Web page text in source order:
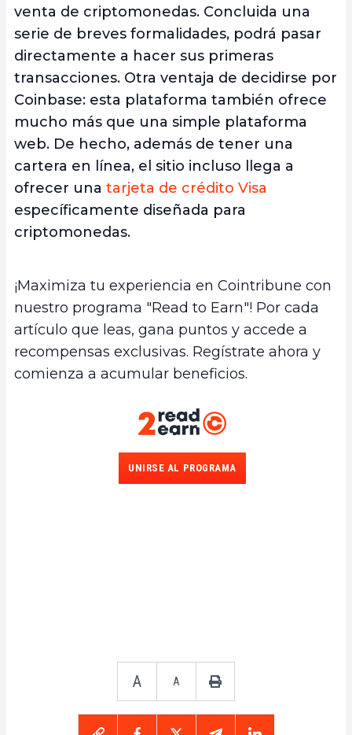
venta de criptomonedas. Concluida una
serie de breves formalidades, podrá pasar
directamente a hacer sus primeras
transacciones. Otra ventaja de decidirse por
Coinbase: esta plataforma también ofrece
mucho más que una simple plataforma
web. De hecho, además de tener una
cartera en línea, el sitio incluso llega a
ofrecer una tarjeta de crédito Visa
específicamente diseñada para
criptomonedas.
¡Maximiza tu experiencia en Cointribune con
nuestro programa "Read to Earn"! Por cada
artículo que leas, gana puntos y accede a
recompensas exclusivas. Regístrate ahora y
comienza a acumular beneficios.
UNIRSE AL PROGRAMA
A A